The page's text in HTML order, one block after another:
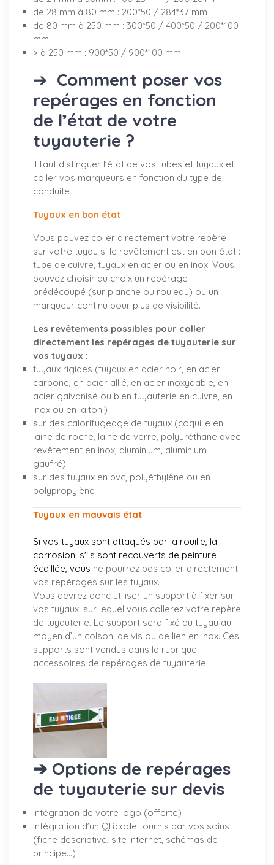
de 28 mm à 80 mm : 200*50 / 284*37 mm
de 80 mm à 250 mm : 300*50 / 400*50 / 200*100
mm
> à 250 mm : 900*50 / 900*100 mm
➔ Comment poser vos
repérages en fonction
de l’état de votre
tuyauterie ?
Il faut distinguer l’état de vos tubes et tuyaux et
coller vos marqueurs en fonction du type de
conduite :
Tuyaux en bon état
Vous pouvez coller directement votre repère
sur votre tuyau si le revêtement est en bon état :
tube de cuivre, tuyaux en acier ou en inox. Vous
pouvez choisir au choix un repérage
prédécoupé (sur planche ou rouleau) ou un
marqueur continu pour plus de visibilité.
Les revêtements possibles pour coller
directement les repérages de tuyauterie sur
vos tuyaux :
tuyaux rigides (tuyaux en acier noir, en acier
carbone, en acier allié, en acier inoxydable, en
acier galvanisé ou bien tuyauterie en cuivre, en
inox ou en laiton.)
sur des calorifugeage de tuyaux (coquille en
laine de roche, laine de verre, polyuréthane avec
revêtement en inox, aluminium, aluminium
gaufré)
sur des tuyaux en pvc, polyéthylène ou en
polypropylène
Tuyaux en mauvais état
Si vos tuyaux sont attaqués par la rouille, la
corrosion, s'ils sont recouverts de peinture
écaillée, vous ne pourrez pas coller directement
vos repérages sur les tuyaux.
Vous devrez donc utiliser un support à fixer sur
vos tuyaux, sur lequel vous collerez votre repère
de tuyauterie. Le support sera fixé au tuyau au
moyen d’un colson, de vis ou de lien en inox. Ces
supports sont vendus dans la rubrique
accessoires de repérages de tuyauterie.
➔ Options de repérages
de tuyauterie sur devis
Intégration de votre logo (offerte)
Intégration d’un QRcode fournis par vos soins
(fiche descriptive, site internet, schémas de
principe…)